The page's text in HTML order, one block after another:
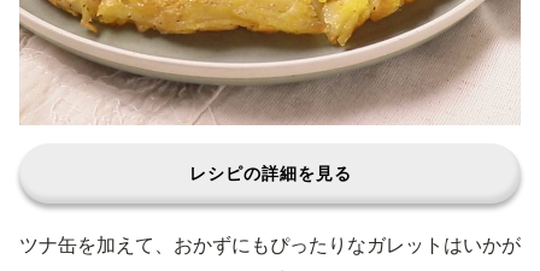
レシピの詳細を見る
ツナ缶を加えて、おかずにもぴったりなガレットはいかが